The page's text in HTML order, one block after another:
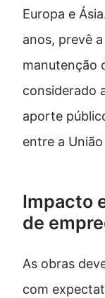
Europa e
anos, prevê
manutenção
considerado
aporte
entre a
Impacto
de
As obras
com